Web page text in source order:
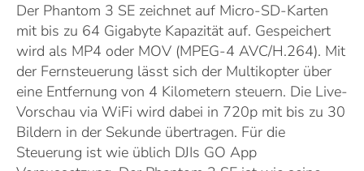
Der Phantom 3 SE zeichnet auf Micro-SD-Karten
mit bis zu 64 Gigabyte Kapazität auf. Gespeichert
wird als MP4 oder MOV (MPEG-4 AVC/H.264). Mit
der Fernsteuerung lässt sich der Multikopter über
eine Entfernung von 4 Kilometern steuern. Die Live-
Vorschau via WiFi wird dabei in 720p mit bis zu 30
Bildern in der Sekunde übertragen. Für die
Steuerung ist wie üblich DJIs GO App